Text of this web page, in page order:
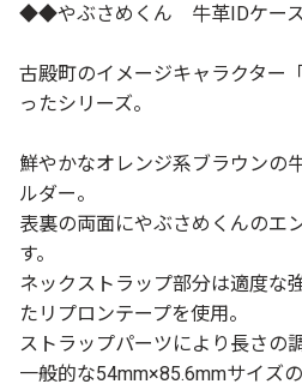
◆◆やぶさめくん 牛革IDケー
古殿町のイメージキャラクター
ったシリーズ。
鮮やかなオレンジ系ブラウンの
ルダー。
表裏の両面にやぶさめくんのエ
す。
ネックストラップ部分は適度な
たリプロンテープを使用。
ストラップパーツにより長さの
一般的な54mm×85.6mmサイズ